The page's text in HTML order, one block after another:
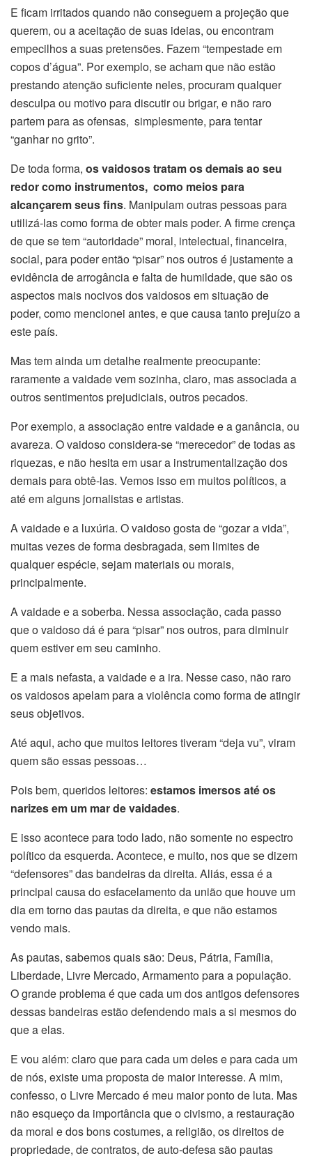
E ficam irritados quando não conseguem a projeção que
querem, ou a aceitação de suas ideias, ou encontram
empecilhos a suas pretensões. Fazem “tempestade em
copos d’água”. Por exemplo, se acham que não estão
prestando atenção suficiente neles, procuram qualquer
desculpa ou motivo para discutir ou brigar, e não raro
partem para as ofensas, simplesmente, para tentar
“ganhar no grito”.
De toda forma, os vaidosos tratam os demais ao seu
redor como instrumentos, como meios para
alcançarem seus fins. Manipulam outras pessoas para
utilizá-las como forma de obter mais poder. A firme crença
de que se tem “autoridade” moral, intelectual, financeira,
social, para poder então “pisar” nos outros é justamente a
evidência de arrogância e falta de humildade, que são os
aspectos mais nocivos dos vaidosos em situação de
poder, como mencionei antes, e que causa tanto prejuízo a
este país.
Mas tem ainda um detalhe realmente preocupante:
raramente a vaidade vem sozinha, claro, mas associada a
outros sentimentos prejudiciais, outros pecados.
Por exemplo, a associação entre vaidade e a ganância, ou
avareza. O vaidoso considera-se “merecedor” de todas as
riquezas, e não hesita em usar a instrumentalização dos
demais para obtê-las. Vemos isso em muitos políticos, a
até em alguns jornalistas e artistas.
A vaidade e a luxúria. O vaidoso gosta de “gozar a vida”,
muitas vezes de forma desbragada, sem limites de
qualquer espécie, sejam materiais ou morais,
principalmente.
A vaidade e a soberba. Nessa associação, cada passo
que o vaidoso dá é para “pisar” nos outros, para diminuir
quem estiver em seu caminho.
E a mais nefasta, a vaidade e a ira. Nesse caso, não raro
os vaidosos apelam para a violência como forma de atingir
seus objetivos.
Até aqui, acho que muitos leitores tiveram “deja vu”, viram
quem são essas pessoas…
Pois bem, queridos leitores: estamos imersos até os
narizes em um mar de vaidades.
E isso acontece para todo lado, não somente no espectro
político da esquerda. Acontece, e muito, nos que se dizem
“defensores” das bandeiras da direita. Aliás, essa é a
principal causa do esfacelamento da união que houve um
dia em torno das pautas da direita, e que não estamos
vendo mais.
As pautas, sabemos quais são: Deus, Pátria, Família,
Liberdade, Livre Mercado, Armamento para a população.
O grande problema é que cada um dos antigos defensores
dessas bandeiras estão defendendo mais a si mesmos do
que a elas.
E vou além: claro que para cada um deles e para cada um
de nós, existe uma proposta de maior interesse. A mim,
confesso, o Livre Mercado é meu maior ponto de luta. Mas
não esqueço da importância que o civismo, a restauração
da moral e dos bons costumes, a religião, os direitos de
propriedade, de contratos, de auto-defesa são pautas